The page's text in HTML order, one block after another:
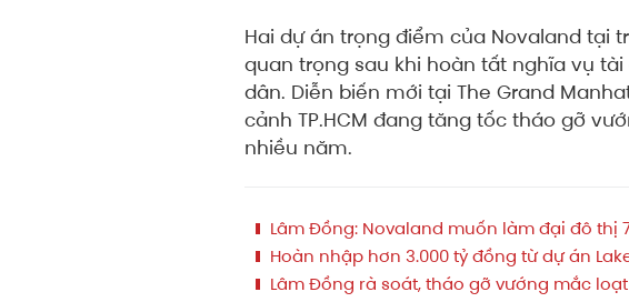
Hai dự án trọng điểm của Novaland tại
quan trọng sau khi hoàn tất nghĩa vụ
dân. Diễn biến mới tại The Grand
cảnh TP.HCM đang tăng tốc tháo gỡ
nhiều năm.
Lâm Đồng: Novaland muốn làm đại đô thị
Hoàn nhập hơn 3.000 tỷ đồng từ dự án
Lâm Đồng rà soát, tháo gỡ vướng mắc